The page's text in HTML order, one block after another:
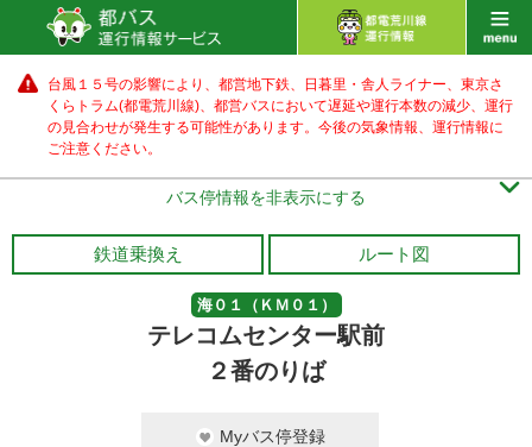
台風１５号の影響により、都営地下鉄、日暮里・舎人ライナー、東京さ
くらトラム(都電荒川線)、都営バスにおいて遅延や運行本数の減少、運行
の見合わせが発生する可能性があります。 今後の気象情報、運行情報に
ご注意ください。
バス停情報を非表示にする 
鉄道乗換え ルート図
海０１（ＫＭ０１）
テレコムセンター駅前
２番のりば
Myバス停登録